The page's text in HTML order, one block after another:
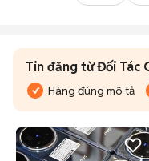
Tin đăng từ Đối Tác
Hàng đúng mô tả